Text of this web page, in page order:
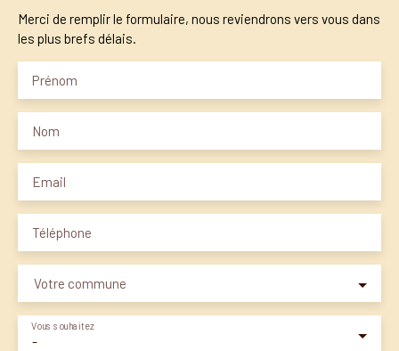
Merci de remplir le formulaire, nous reviendrons vers vous dans
les plus brefs délais.
Prénom
Nom
Email
Téléphone
Votre commune
-
Vous souhaitez